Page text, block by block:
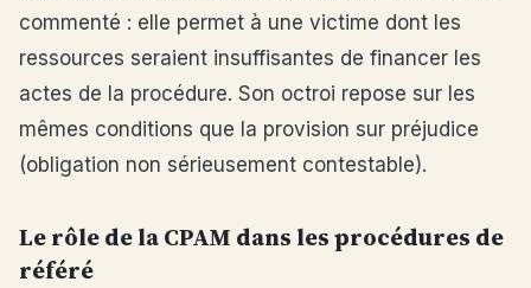
commenté : elle permet à une victime dont les
ressources seraient insuffisantes de financer les
actes de la procédure. Son octroi repose sur les
mêmes conditions que la provision sur préjudice
(obligation non sérieusement contestable).
Le rôle de la CPAM dans les procédures de
référé